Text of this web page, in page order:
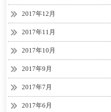
2017年12月
2017年11月
2017年10月
2017年9月
2017年7月
2017年6月